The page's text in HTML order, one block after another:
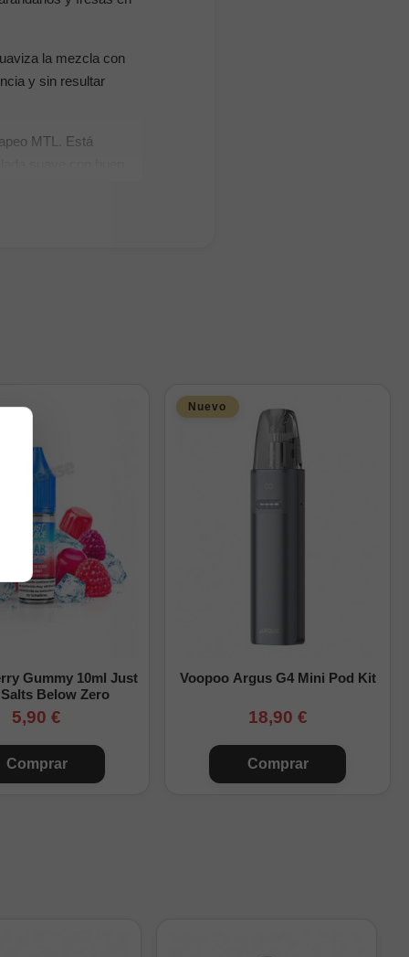
la mezcla con
y sin resultar
MTL. Está
y una calada
Gummy 10ml Just
Below Zero
5,90 €
Comprar
Nuevo
Voopoo Argus G4 Mini Pod Kit
18,90 €
Comprar